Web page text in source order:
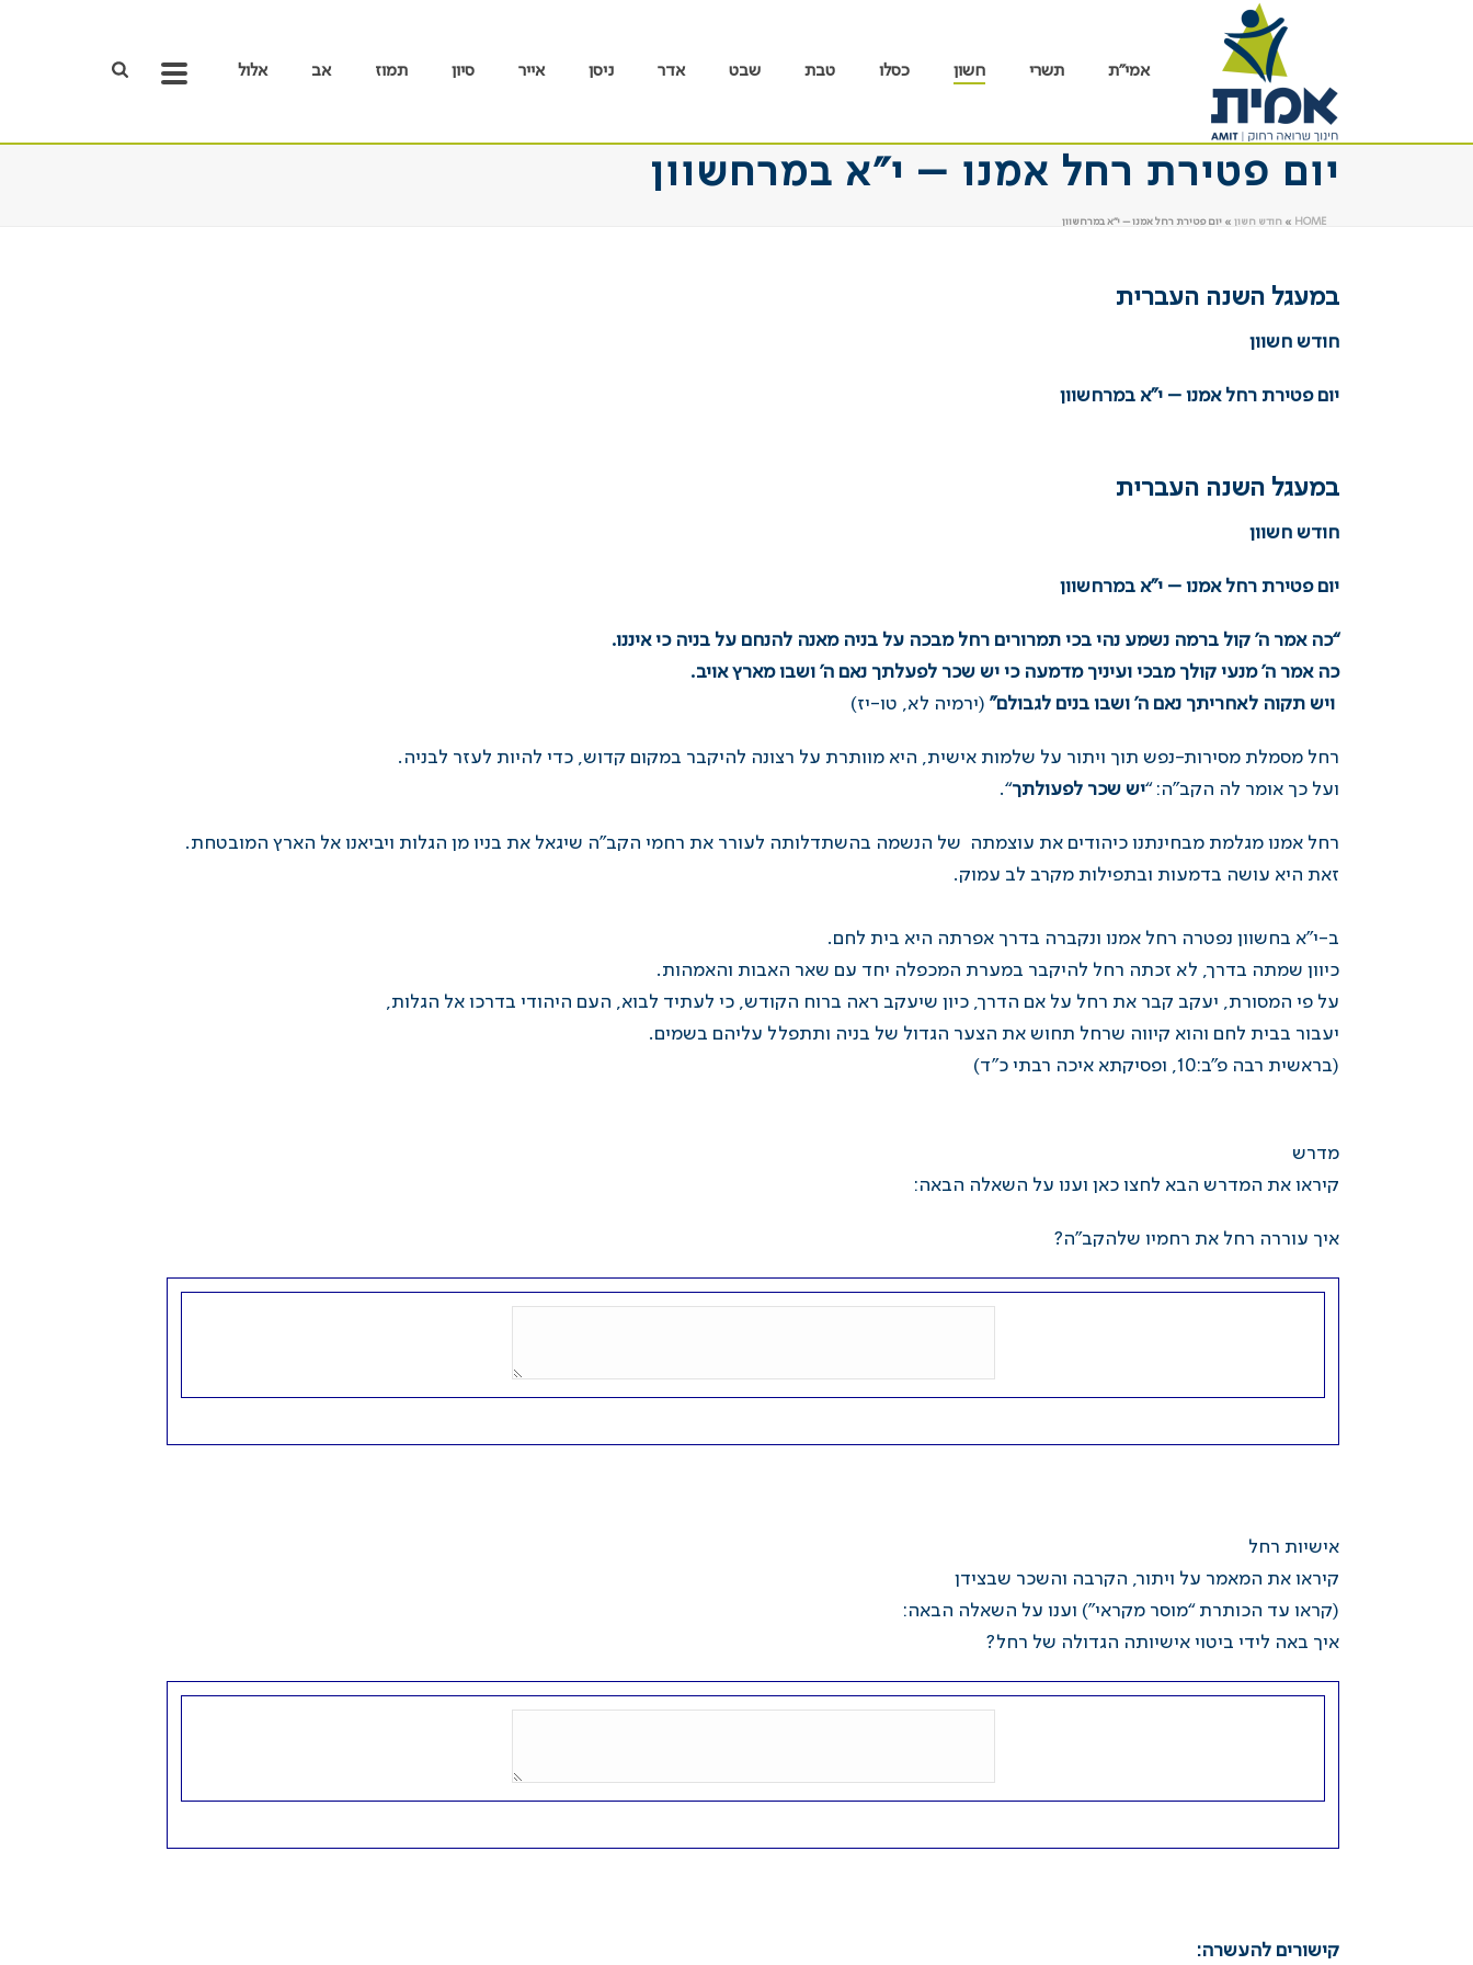
אמי”ת תשרי חשון כסלו טבת שבט אדר ניסן אייר סיון תמוז אב אלול
יום פטירת רחל אמנו – י”א במרחשוון
HOME
» חודש חשון » יום פטירת רחל אמנו – י”א במרחשוון
במעגל השנה העברית
חודש חשוון
יום פטירת רחל אמנו – י”א במרחשוון
במעגל השנה העברית
חודש חשוון
יום פטירת רחל אמנו – י”א במרחשוון
“כה אמר ה’ קול ברמה נשמע נהי בכי תמרורים רחל מבכה על בניה מאנה להנחם על בניה כי איננו.
כה אמר ה’ מנעי קולך מבכי ועיניך מדמעהכי יש שכר לפעלתך נאם ה’ ושבו מארץ אויב.
ויש תקוה לאחריתך נאם ה’ ושבו בנים לגבולם” (ירמיה לא, טו-יז)
רחל מסמלת מסירות-נפש תוך ויתור על שלמות אישית, היא מוותרת על רצונה להיקבר במקום קדוש, כדי להיות לעזר לבניה.
ועל כך אומר לה הקב”ה: “יש שכר לפעולתך“.
רחל אמנו מגלמת מבחינתנו כיהודים את עוצמתה של הנשמה בהשתדלותה לעורר את רחמי הקב”ה שיגאל את בניו מן הגלות ויביאנו אל הארץ המובטחת.
זאת היא עושה בדמעות ובתפילות מקרב לב עמוק.
ב-י”א בחשוון נפטרה רחל אמנו ונקברה בדרך אפרתה היא בית לחם.
כיוון שמתה בדרך, לא זכתה רחל להיקבר במערת המכפלה יחד עם שאר האבות והאמהות.
על פי המסורת, יעקב קבר את רחל על אם הדרך, כיון שיעקב ראה ברוח הקודש, כי לעתיד לבוא, העם היהודי בדרכו אל הגלות,
יעבור בבית לחם והוא קיווה שרחל תחוש את הצער הגדול של בניה ותתפלל עליהם בשמים.
(בראשית רבה פ”ב:10, ופסיקתא איכה רבתי כ”ד)
מדרש
קיראו את המדרש הבא לחצו כאן וענו על השאלה הבאה:
איך עוררה רחל את רחמיו שלהקב”ה?
אישיות רחל
קיראו את המאמר על ויתור, הקרבה והשכר שבצידן
(קראו עד הכותרת “מוסר מקראי”) וענו על השאלה הבאה:
איך באה לידי ביטוי אישיותה הגדולה של רחל?
​​קישורים להעשרה: